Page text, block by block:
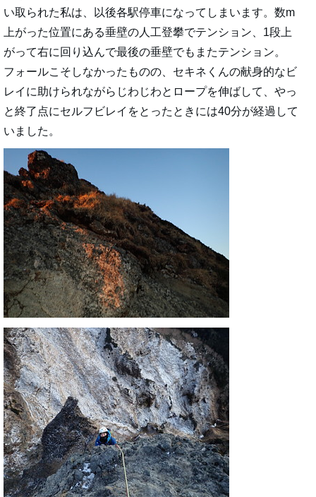
い取られた私は、以後各駅停車になってしまいます。数m
上がった位置にある垂壁の人工登攀でテンション、1段上
がって右に回り込んで最後の垂壁でもまたテンション。
フォールこそしなかったものの、セキネくんの献身的なビ
レイに助けられながらじわじわとロープを伸ばして、やっ
と終了点にセルフビレイをとったときには40分が経過して
いました。